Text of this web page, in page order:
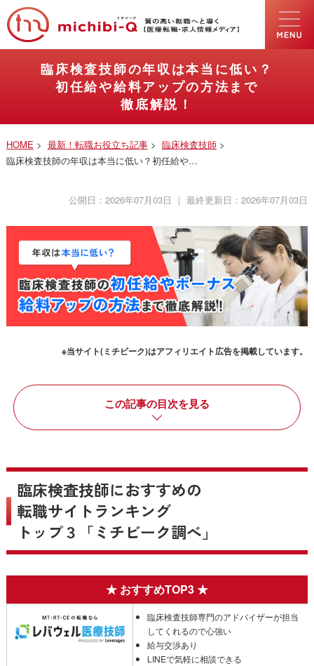
臨床検査技師の年収は本当に低い？
初任給や給料アップの方法まで
徹底解説！
HOME > 最新！転職お役立ち記事> 臨床検査技師>
臨床検査技師の年収は本当に低い？初任給や…
公開日：2026年07月03日 ｜ 最終更新日：2026年07月03日
※当サイト(ミチビーク)はアフィリエイト広告を掲載しています。
この記事の目次を見る
臨床検査技師におすすめの
転職サイトランキング
トップ３「ミチビーク調べ」
臨床検査技師専門のアドバイザーが担当
してくれるので心強い
給与交渉あり
LINEで気軽に相談できる